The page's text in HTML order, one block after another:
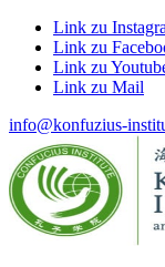
Link zu
Link zu
Link zu
Link zu Mail
info@konfuzius-